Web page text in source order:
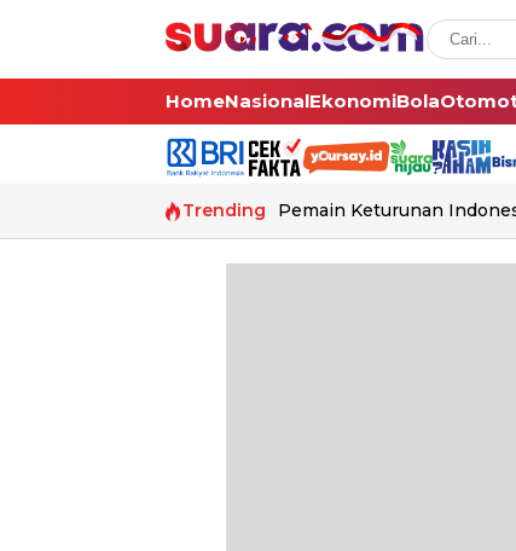
HomeNasionalEkonomiBola
Trending Pemain Keturunan